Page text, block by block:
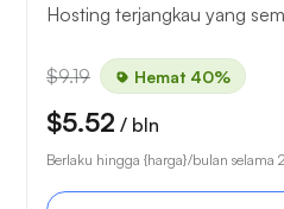
Hosting terjangkau yang
$9.19 Hemat 40%
$5.52 / bln
Berlaku hingga {harga}/bulan selama